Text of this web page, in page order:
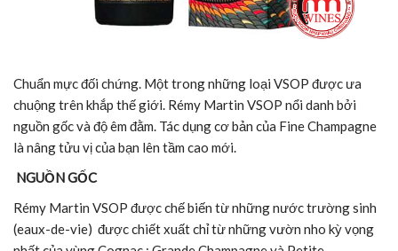
Chuẩn mực đối chứng. Một trong những loại VSOP được ưa
chuộng trên khắp thế giới. Rémy Martin VSOP nổi danh bởi
nguồn gốc và độ êm đằm. Tác dụng cơ bản của Fine Champagne
là nâng tửu vị của bạn lên tầm cao mới.
NGUỒN GỐC
Rémy Martin VSOP được chế biến từ những nước trường sinh
(eaux-de-vie) được chiết xuất chỉ từ những vườn nho kỳ vọng